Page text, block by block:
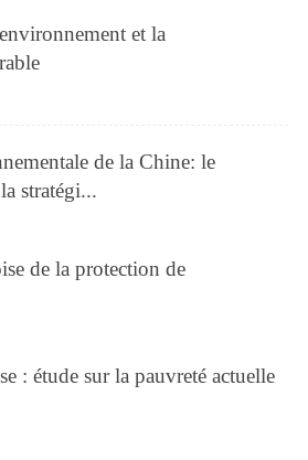
et la
de la Chine: le
stratégi...
de la protection de
: étude sur la pauvreté actuelle